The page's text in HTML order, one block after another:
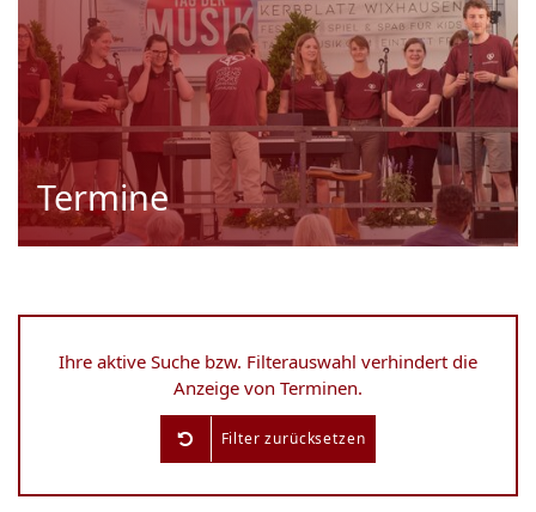
Termine
Ihre aktive Suche bzw. Filterauswahl verhindert die
Anzeige von Terminen.
Filter zurücksetzen